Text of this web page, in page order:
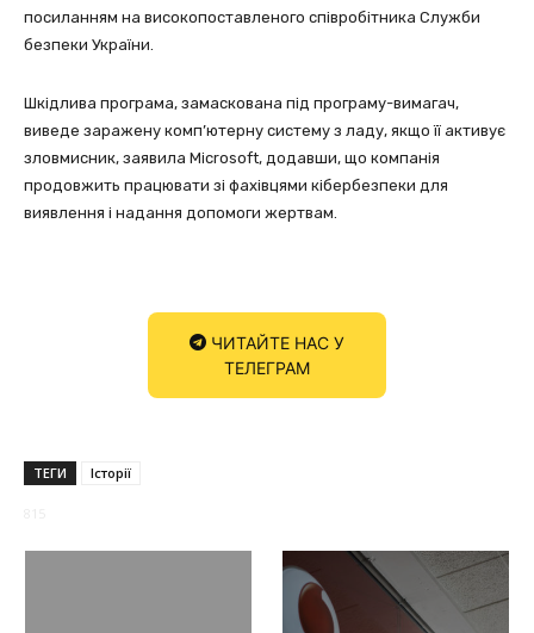
посиланням на високопоставленого співробітника Служби
безпеки України.
Шкідлива програма, замаскована під програму-вимагач,
виведе заражену комп’ютерну систему з ладу, якщо її активує
зловмисник, заявила Microsoft, додавши, що компанія
продовжить працювати зі фахівцями кібербезпеки для
виявлення і надання допомоги жертвам.
ЧИТАЙТЕ НАС У
ТЕЛЕГРАМ
ТЕГИ Історії